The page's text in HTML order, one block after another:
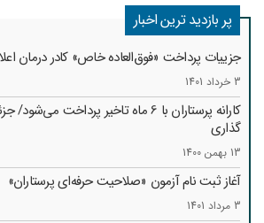
پر بازدید ترین اخبار
جزییات پرداخت «فوق‌العاده خاص» کادر درمان
3 خرداد 1401
کارانه‌ پرستاران با 6 ماه تاخیر پرداخت
گذاری
13 بهمن 1400
آغاز ثبت نام آزمون «صلاحیت حرفه‌ای پرستاران»
3 مرداد 1401